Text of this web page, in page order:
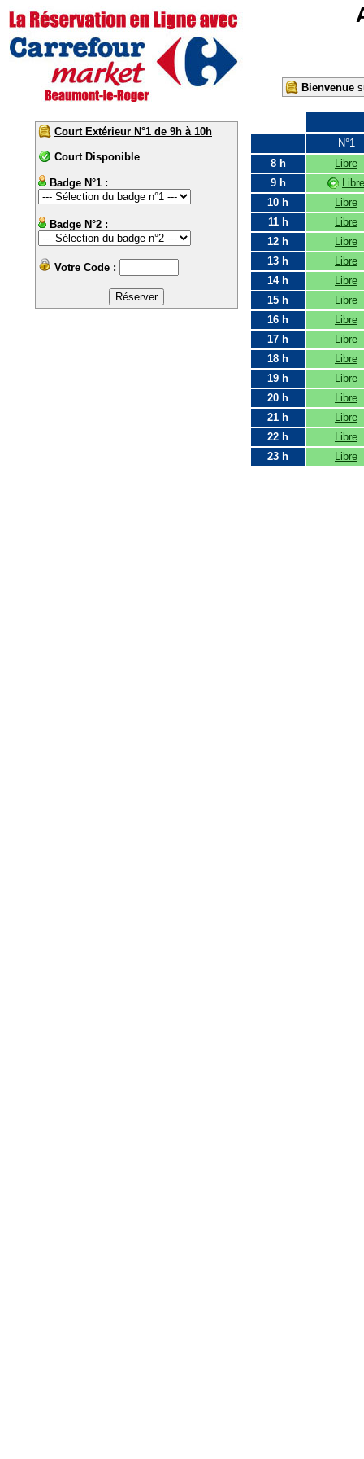
Bienvenue
Court Extérieur N°1 de 9h à 10h
Court Disponible
Badge N°1 :
Badge N°2 :
Votre Code :
N°1
8 h
Libre
9 h
Libre
10 h
Libre
11 h
Libre
12 h
Libre
13 h
Libre
14 h
Libre
15 h
Libre
16 h
Libre
17 h
Libre
18 h
Libre
19 h
Libre
20 h
Libre
21 h
Libre
22 h
Libre
23 h
Libre